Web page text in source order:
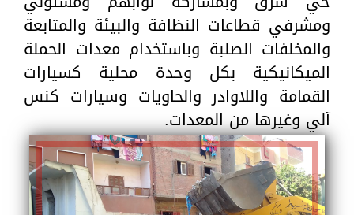
ومشرفي قطاعات النظافة والبيئة والمتابعة
والمخلفات الصلبة وباستخدام معدات الحملة
الميكانيكية بكل وحدة محلية كسيارات
القمامة واللاوادر والحاويات وسيارات كنس
آلي وغيرها من المعدات.